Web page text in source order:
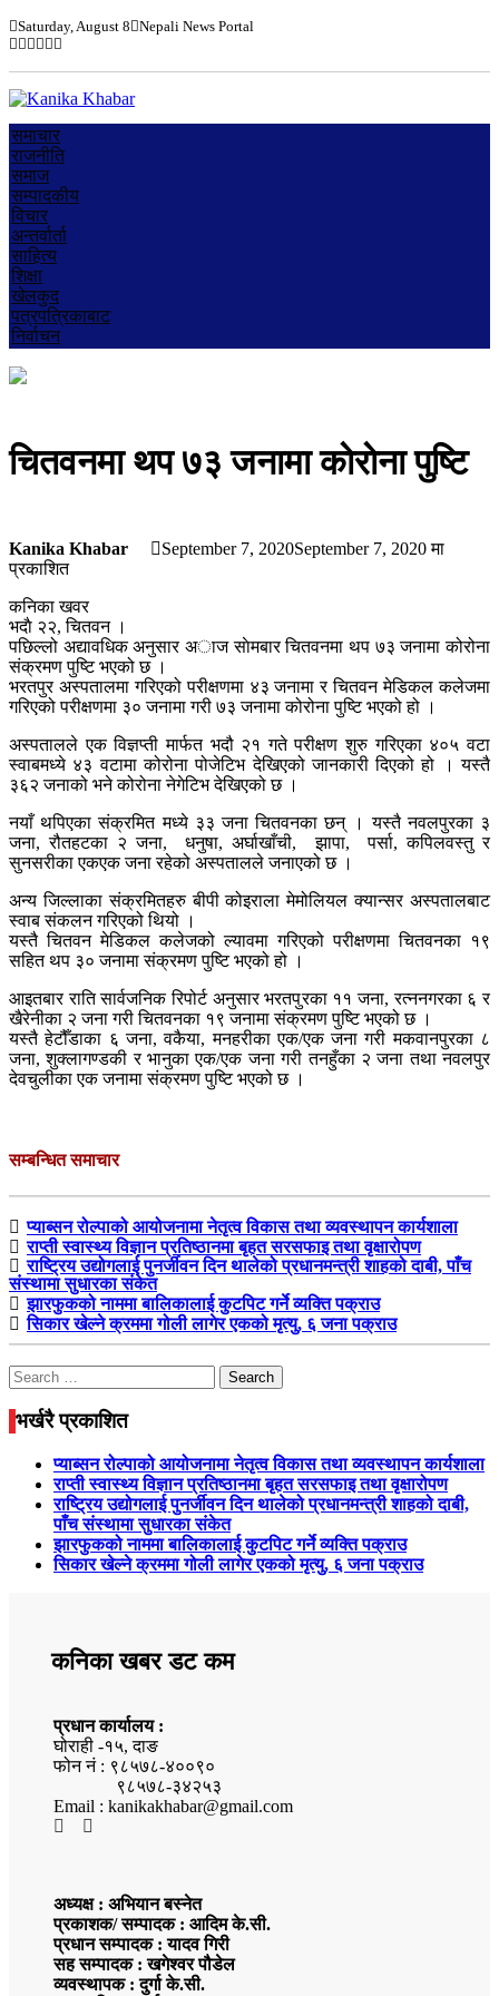
Saturday, August 8 Nepali News Portal
समाचार
राजनीति
समाज
सम्पादकीय
विचार
अन्तर्वार्ता
साहित्य
शिक्षा
खेलकुद
पत्रपत्रिकाबाट
निर्वाचन
चितवनमा थप ७३ जनामा काेराेना पुष्टि
Kanika Khabar September 7, 2020September 7, 2020मा
प्रकाशित
कनिका खवर
भदाै २२, चितवन ।
पछिल्लो अद्यावधिक अनुसार अाज साेमबार चितवनमा थप ७३ जनामा कोरोना
संक्रमण पुष्टि भएको छ ।
भरतपुर अस्पतालमा गरिएको परीक्षणमा ४३ जनामा र चितवन मेडिकल कलेजमा
गरिएको परीक्षणमा ३० जनामा गरी ७३ जनामा कोरोना पुष्टि भएको हो ।
अस्पतालले एक विज्ञप्ती मार्फत भदौ २१ गते परीक्षण शुरु गरिएका ४०५ वटा
स्वाबमध्ये ४३ वटामा कोरोना पोजेटिभ देखिएको जानकारी दिएको हो । यस्तै
३६२ जनाको भने कोरोना नेगेटिभ देखिएको छ ।
नयाँ थपिएका संक्रमित मध्ये ३३ जना चितवनका छन् । यस्तै नवलपुरका ३
जना, रौतहटका २ जना, धनुषा, अर्घाखाँची, झापा, पर्सा, कपिलवस्तु र
सुनसरीका एकएक जना रहेको अस्पतालले जनाएको छ ।
अन्य जिल्लाका संक्रमितहरु बीपी कोइराला मेमोलियल क्यान्सर अस्पतालबाट
स्वाब संकलन गरिएको थियो ।
यस्तै चितवन मेडिकल कलेजको ल्यावमा गरिएको परीक्षणमा चितवनका १९
सहित थप ३० जनामा संक्रमण पुष्टि भएको हो ।
आइतबार राति सार्वजनिक रिपोर्ट अनुसार भरतपुरका ११ जना, रत्ननगरका ६ र
खैरेनीका २ जना गरी चितवनका १९ जनामा संक्रमण पुष्टि भएको छ ।
यस्तै हेटौँडाका ६ जना, वकैया, मनहरीका एक/एक जना गरी मकवानपुरका ८
जना, शुक्लागण्डकी र भानुका एक/एक जना गरी तनहुँका २ जना तथा नवलपुर
देवचुलीका एक जनामा संक्रमण पुष्टि भएको छ ।
सम्बन्धित समाचार
प्याब्सन रोल्पाको आयोजनामा नेतृत्व विकास तथा व्यवस्थापन कार्यशाला
राप्ती स्वास्थ्य विज्ञान प्रतिष्ठानमा बृहत सरसफाइ तथा वृक्षारोपण
राष्ट्रिय उद्योगलाई पुनर्जीवन दिन थालेको प्रधानमन्त्री शाहको दाबी, पाँच
संस्थामा सुधारका संकेत
झारफुकको नाममा बालिकालाई कुटपिट गर्ने व्यक्ति पक्राउ
सिकार खेल्ने क्रममा गोली लागेर एकको मृत्यु, ६ जना पक्राउ
Search
for:
भर्खरै प्रकाशित
प्याब्सन रोल्पाको आयोजनामा नेतृत्व विकास तथा व्यवस्थापन कार्यशाला
राप्ती स्वास्थ्य विज्ञान प्रतिष्ठानमा बृहत सरसफाइ तथा वृक्षारोपण
राष्ट्रिय उद्योगलाई पुनर्जीवन दिन थालेको प्रधानमन्त्री शाहको दाबी,
पाँच संस्थामा सुधारका संकेत
झारफुकको नाममा बालिकालाई कुटपिट गर्ने व्यक्ति पक्राउ
सिकार खेल्ने क्रममा गोली लागेर एकको मृत्यु, ६ जना पक्राउ
कनिका खबर डट कम
प्रधान कार्यालय :
घोराही -१५, दाङ
फोन नं : ९८५७८-४००९०
९८५७८-३४२५३
Email : kanikakhabar@gmail.com
अध्यक्ष : अभियान बस्नेत
प्रकाशक/ सम्पादक : आदिम के.सी.
प्रधान सम्पादक : यादव गिरी
सह सम्पादक : खगेश्वर पौडेल
व्यवस्थापक : दुर्गा के.सी.